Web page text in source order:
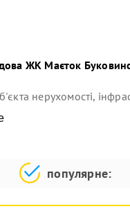
ЖК Маєток
нерухомості,
популярне: